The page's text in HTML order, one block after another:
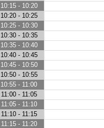
10:15 - 10:20
10:20 - 10:25
10:25 - 10:30
10:30 - 10:35
10:35 - 10:40
10:40 - 10:45
10:45 - 10:50
10:50 - 10:55
10:55 - 11:00
11:00 - 11:05
11:05 - 11:10
11:10 - 11:15
11:15 - 11:20